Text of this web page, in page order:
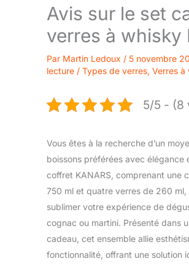
Avis sur le set
verres à whisky
Par Martin Ledoux / 5 novembre
lecture / Types de verres, Verres à
5/5 - (8
Vous êtes à la recherche d’un
boissons préférées avec élégance
coffret KANARS, comprenant une
750 ml et quatre verres de 260
sublimer votre expérience de
cognac ou martini. Présenté dans
cadeau, cet ensemble allie
fonctionnalité, offrant une solution